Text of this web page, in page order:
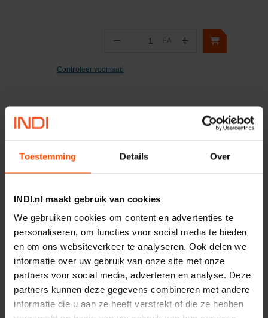
Toestemming Details Over
INDI.nl maakt gebruik van cookies
We gebruiken cookies om content en advertenties te
personaliseren, om functies voor social media te bieden
en om ons websiteverkeer te analyseren. Ook delen we
informatie over uw gebruik van onze site met onze
partners voor social media, adverteren en analyse. Deze
partners kunnen deze gegevens combineren met andere
informatie die u aan ze heeft verstrekt of die ze hebben
− Aantal
EA +
Controleer voorraad
Motor 24VDC 2,2 kw + PTC
Artikelnummer:
MPPDCM24V2200TP
Kramp
€ 219,68
incl. BTW
− +